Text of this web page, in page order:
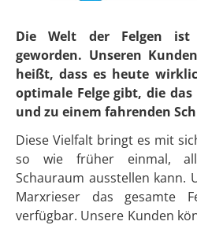
Die Welt der Felgen
geworden. Unseren
heißt, dass es heute
optimale Felge gibt, die
und zu einem fahrenden
Diese Vielfalt bringt es mit
so wie früher einmal,
Schauraum ausstellen kann.
Marxrieser das gesamte
verfügbar. Unsere Kunden